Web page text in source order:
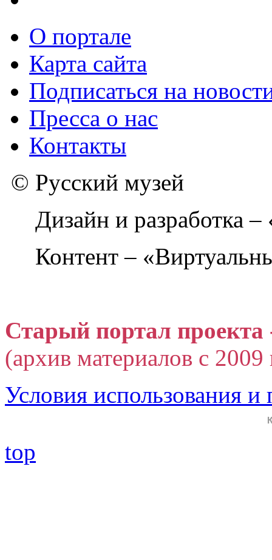
О портале
Карта сайта
Подписаться на
Пресса о нас
Контакты
© Русский музей
Дизайн и разработка
Контент –
Старый портал
(архив материалов с
Условия использования
top